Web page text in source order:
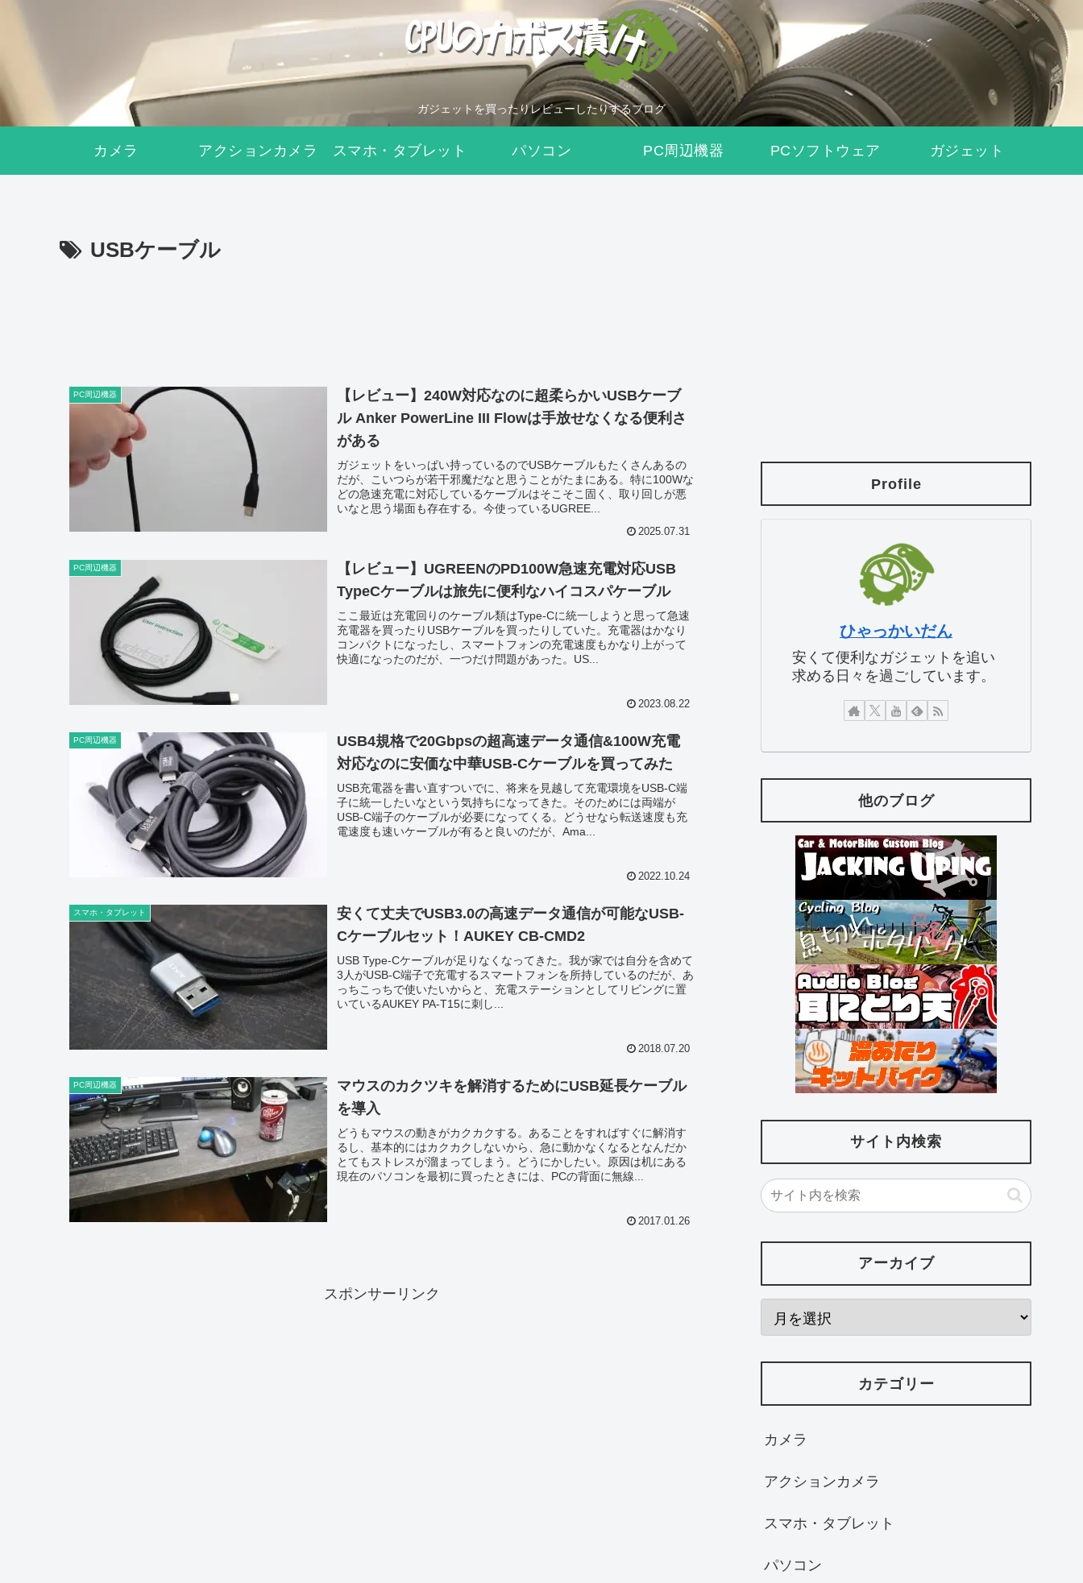
ガジェットを買ったりレビューしたりするブログ
カメラ アクションカメラ スマホ・タブレット パソコン PC周辺機器 PCソフトウェア ガジェット
USBケーブル
PC周辺機器
【レビュー】240W対応なのに超柔らかいUSBケーブ
ル Anker PowerLine III Flowは手放せなくなる便利さ
がある
ガジェットをいっぱい持っているのでUSBケーブルもたくさんあるの
だが、こいつらが若干邪魔だなと思うことがたまにある。特に100Wな
どの急速充電に対応しているケーブルはそこそこ固く、取り回しが悪
いなと思う場面も存在する。今使っているUGREE...
2025.07.31
PC周辺機器
【レビュー】UGREENのPD100W急速充電対応USB
TypeCケーブルは旅先に便利なハイコスパケーブル
ここ最近は充電回りのケーブル類はType-Cに統一しようと思って急速
充電器を買ったりUSBケーブルを買ったりしていた。充電器はかなり
コンパクトになったし、スマートフォンの充電速度もかなり上がって
快適になったのだが、一つだけ問題があった。US...
2023.08.22
PC周辺機器
USB4規格で20Gbpsの超高速データ通信&100W充電
対応なのに安価な中華USB-Cケーブルを買ってみた
USB充電器を書い直すついでに、将来を見越して充電環境をUSB-C端
子に統一したいなという気持ちになってきた。そのためには両端が
USB-C端子のケーブルが必要になってくる。どうせなら転送速度も充
電速度も速いケーブルが有ると良いのだが、Ama...
2022.10.24
スマホ・タブレット
安くて丈夫でUSB3.0の高速データ通信が可能なUSB-
Cケーブルセット！AUKEY CB-CMD2
USB Type-Cケーブルが足りなくなってきた。我が家では自分を含めて
3人がUSB-C端子で充電するスマートフォンを所持しているのだが、あ
っちこっちで使いたいからと、充電ステーションとしてリビングに置
いているAUKEY PA-T15に刺し...
2018.07.20
PC周辺機器
マウスのカクツキを解消するためにUSB延長ケーブル
を導入
どうもマウスの動きがカクカクする。あることをすればすぐに解消す
るし、基本的にはカクカクしないから、急に動かなくなるとなんだか
とてもストレスが溜まってしまう。どうにかしたい。原因は机にある
現在のパソコンを最初に買ったときには、PCの背面に無線...
2017.01.26
スポンサーリンク
Profile
ひゃっかいだん
安くて便利なガジェットを追い
求める日々を過ごしています。
他のブログ
サイト内検索
アーカイブ
カテゴリー
カメラ
アクションカメラ
スマホ・タブレット
パソコン